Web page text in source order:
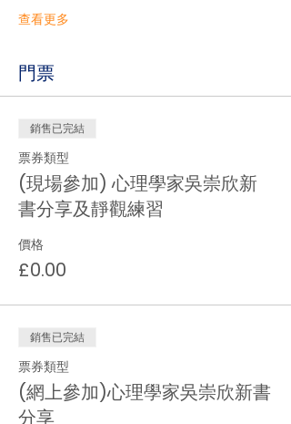
查看更多
門票
銷售已完結
票券類型
(現場參加) 心理學家吳崇欣新
書分享及靜觀練習
價格
£0.00
銷售已完結
票券類型
(網上參加)心理學家吳崇欣新書
分享